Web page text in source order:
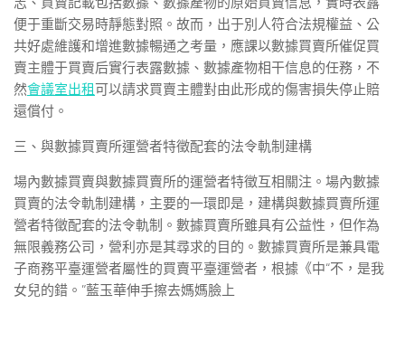
便于重斷交易時靜態對照。故而，出于別人符合法規權益、公
共好處維護和增進數據暢通之考量，應課以數據買賣所催促買
賣主體于買賣后實行表露數據、數據產物相干信息的任務，不
然會議室出租可以請求買賣主體對由此形成的傷害損失停止賠
還償付。
三、與數據買賣所運營者特徵配套的法令軌制建構
場內數據買賣與數據買賣所的運營者特徵互相關注。場內數據
買賣的法令軌制建構，主要的一環即是，建構與數據買賣所運
營者特徵配套的法令軌制。數據買賣所雖具有公益性，但作為
無限義務公司，營利亦是其尋求的目的。數據買賣所是兼具電
子商務平臺運營者屬性的買賣平臺運營者，根據《中“不，是我
女兒的錯。”藍玉華伸手擦去媽媽臉上